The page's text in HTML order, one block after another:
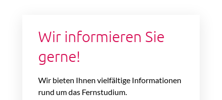
Wir informieren Sie
gerne!
Wir bieten Ihnen vielfältige Informationen
rund um das Fernstudium.